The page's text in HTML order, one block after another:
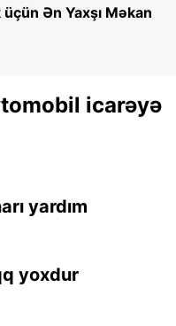
Ən Yaxşı Məkan
icarəyə
yardım
yoxdur